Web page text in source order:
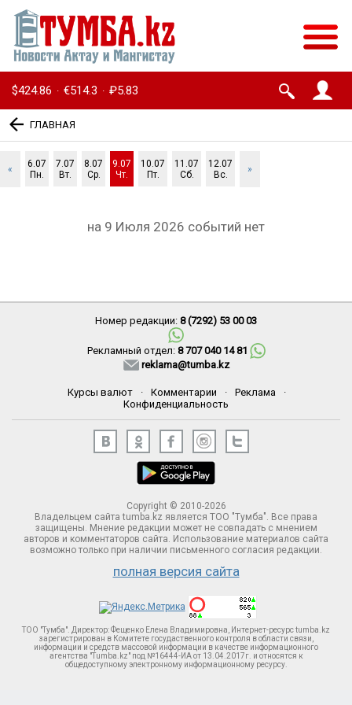
$424.86 · €514.3 · ₽5.83
ГЛАВНАЯ
«
6.07
Пн.
7.07
Вт.
8.07
Ср.
9.07
Чт.
10.07
Пт.
11.07
Сб.
12.07
Вс.
»
на 9 Июля 2026 событий нет
Номер редакции: 8 (7292) 53 00 03
Рекламный отдел: 8 707 040 14 81
reklama@tumba.kz
Курсы валют · Комментарии · Реклама
·
Конфиденциальность
Copyright © 2010-2026
Владельцем сайта tumba.kz является ТОО "Тумба". Все права
защищены. Мнение редакции может не совпадать с мнением
авторов и комментаторов сайта. Использование материалов сайта
возможно только при наличии письменного согласия редакции.
полная версия сайта
ТОО "Тумба". Директор: Фещенко Елена Владимировна, Интернет-ресурс tumba.kz
зарегистрирован в Комитете госудаственного контроля в области связи,
информации и средств массовой информации в качестве информационного
агентства "Tumba.kz" под №16444-ИА от 13.04.2017г. и относятся к
общедоступному электронному информационному ресурсу.